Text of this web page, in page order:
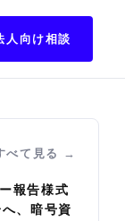
人向け相談
べて見る
報告様式
、暗号資